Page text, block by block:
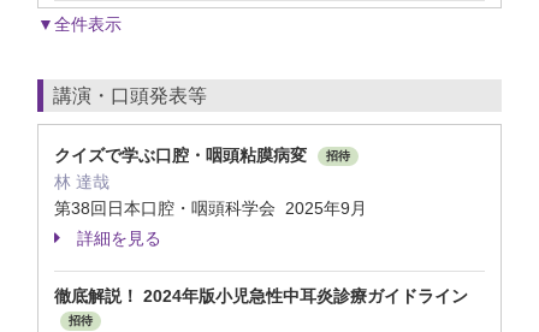
▼全件表示
講演・口頭発表等
クイズで学ぶ口腔・咽頭粘膜病変 招待
林 達哉
第38回日本口腔・咽頭科学会 2025年9月
詳細を見る
徹底解説！ 2024年版小児急性中耳炎診療ガイドライン
招待